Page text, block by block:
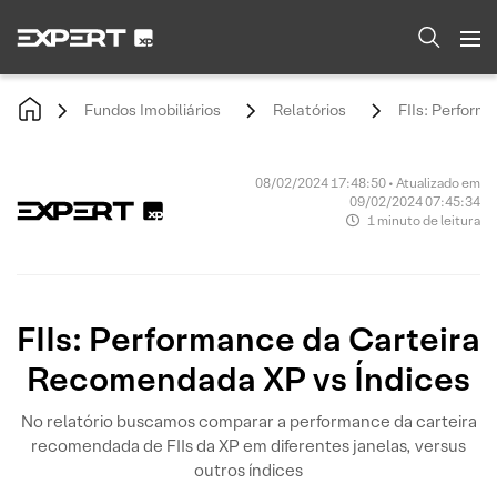
Fundos Imobiliários Relatórios FIIs:
08/02/2024 17:48:50 • Atualizado em
09/02/2024 07:45:34
1 minuto de leitura
FIIs: Performance da Carteira
Recomendada XP vs Índices
No relatório buscamos comparar a performance da carteira
recomendada de FIIs da XP em diferentes janelas, versus
outros índices